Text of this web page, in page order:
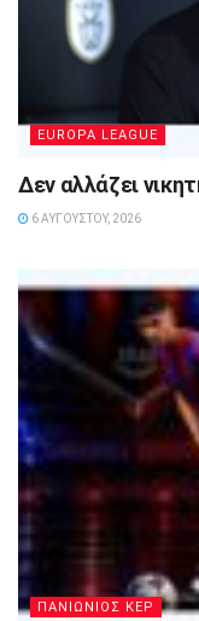
EUROPA LEAGUE
Δεν αλλάζει
6 ΑΥΓΟΎΣΤΟΥ, 2026
ΠΑΝΙΩΝΙΟΣ ΚΕΡ